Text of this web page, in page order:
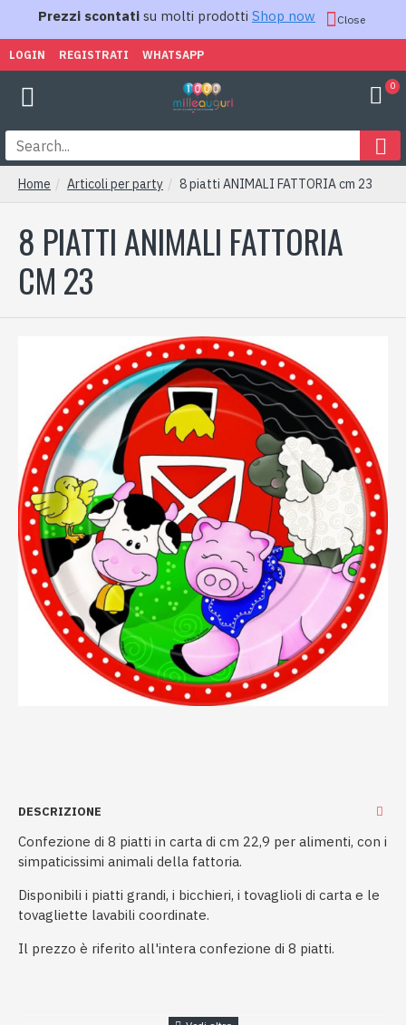
Prezzi scontati su molti prodotti Shop now Close
LOGIN REGISTRATI WHATSAPP
0
Home Articoli per party 8 piatti ANIMALI FATTORIA cm 23
8 PIATTI ANIMALI FATTORIA
CM 23
DESCRIZIONE
Confezione di 8 piatti in carta di cm 22,9 per alimenti, con i
simpaticissimi animali della fattoria.
Disponibili i piatti grandi, i bicchieri, i tovaglioli di carta e le
tovagliette lavabili coordinate.
Il prezzo è riferito all'intera confezione di 8 piatti.